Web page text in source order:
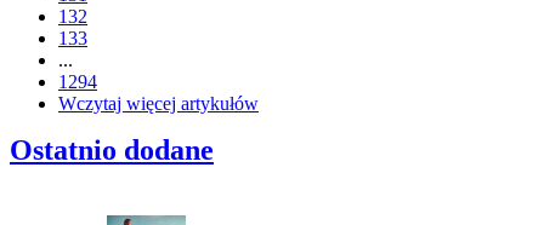
132
133
...
1294
Wczytaj więcej artykułów
Ostatnio dodane